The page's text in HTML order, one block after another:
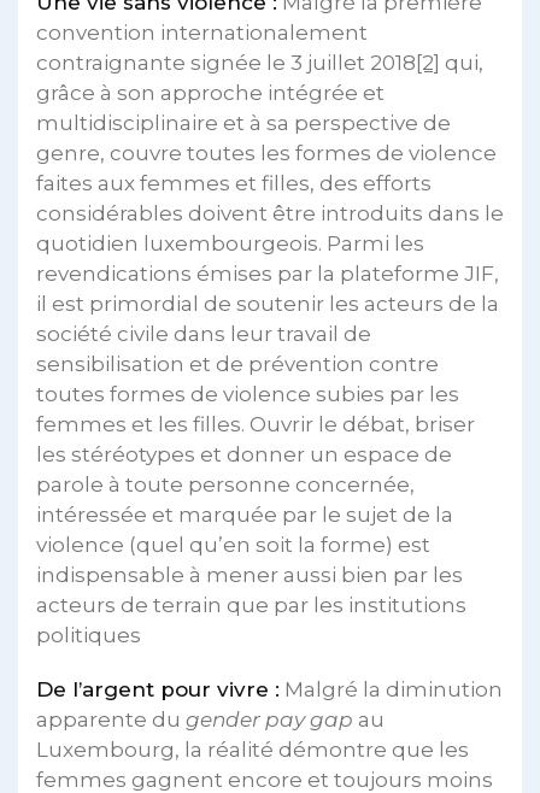
convention internationalement
contraignante signée le 3 juillet 2018[2] qui,
grâce à son approche intégrée et
multidisciplinaire et à sa perspective de
genre, couvre toutes les formes de violence
faites aux femmes et filles, des efforts
considérables doivent être introduits dans le
quotidien luxembourgeois. Parmi les
revendications émises par la plateforme JIF,
il est primordial de soutenir les acteurs de la
société civile dans leur travail de
sensibilisation et de prévention contre
toutes formes de violence subies par les
femmes et les filles. Ouvrir le débat, briser
les stéréotypes et donner un espace de
parole à toute personne concernée,
intéressée et marquée par le sujet de la
violence (quel qu’en soit la forme) est
indispensable à mener aussi bien par les
acteurs de terrain que par les institutions
politiques
De l’argent pour vivre : Malgré la diminution
apparente du gender pay gap au
Luxembourg, la réalité démontre que les
femmes gagnent encore et toujours moins